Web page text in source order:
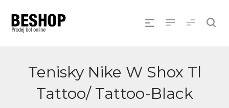
Tenisky Nike W Shox Tl
Tattoo/ Tattoo-Black